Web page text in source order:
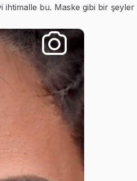
ihtimalle bu. Maske gibi bir şeyler